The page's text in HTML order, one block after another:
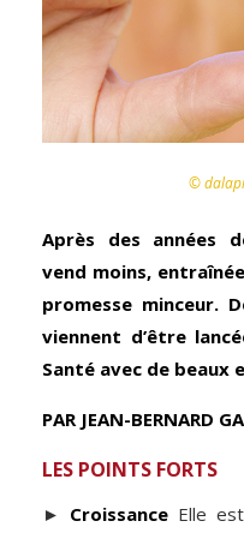
©
Après des années
vend moins,
promesse minceur.
viennent d’être
Santé avec de beaux
PAR JEAN-BERNARD
LES POINTS FORTS
► Croissance Elle